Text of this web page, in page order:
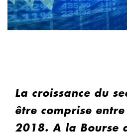
La croissance du
être comprise
2018. A la Bourse